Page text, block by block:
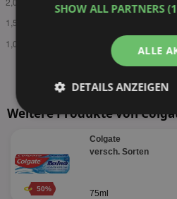
Weitere Produkte von
50%
Colgate
versch. Sorten
75ml
SHOW ALL PARTNERS
ALLE
DETAILS ANZEIGEN
Unbedingt